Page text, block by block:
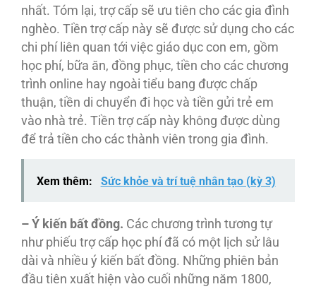
nhất. Tóm lại, trợ cấp sẽ ưu tiên cho các gia đình
nghèo. Tiền trợ cấp này sẽ được sử dụng cho các
chi phí liên quan tới việc giáo dục con em, gồm
học phí, bữa ăn, đồng phục, tiền cho các chương
trình online hay ngoài tiểu bang được chấp
thuận, tiền di chuyển đi học và tiền gửi trẻ em
vào nhà trẻ. Tiền trợ cấp này không được dùng
để trả tiền cho các thành viên trong gia đình.
Xem thêm: Sức khỏe và trí tuệ nhân tạo (kỳ 3)
– Ý kiến bất đồng. Các chương trình tương tự
như phiếu trợ cấp học phí đã có một lịch sử lâu
dài và nhiều ý kiến bất đồng. Những phiên bản
đầu tiên xuất hiện vào cuối những năm 1800,